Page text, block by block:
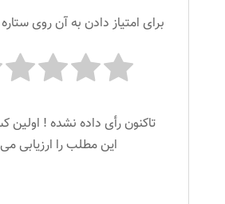
برای امتیاز دادن به آن روی
تاکنون رأی داده نشده ! اولین
این مطلب را ارزیابی